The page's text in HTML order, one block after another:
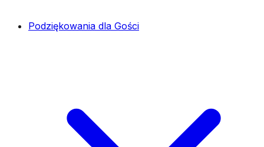
Podziękowania dla Gości